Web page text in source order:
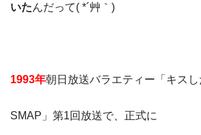
いたんだって( *´艸｀)
1993年朝日放送バラエティー「キスし
SMAP」第1回放送で、正式に